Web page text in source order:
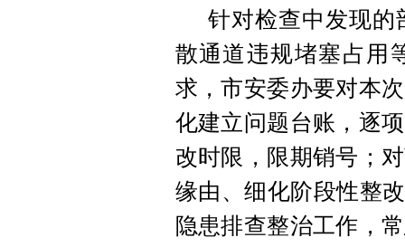
针对检查中发现的
散通道违规堵塞占用
求，市安委办要对本
化建立问题台账，逐
改时限，限期销号；
缘由、细化阶段性整
隐患排查整治工作，